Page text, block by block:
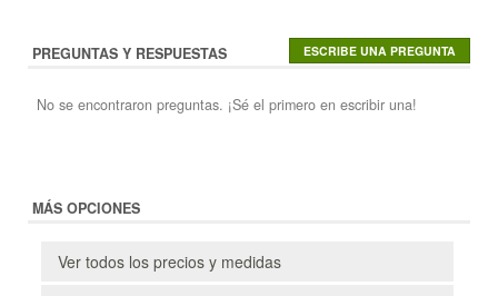
PREGUNTAS Y RESPUESTAS
No se encontraron preguntas. ¡Sé el primero en escribir una!
MÁS OPCIONES
Ver todos los precios y medidas